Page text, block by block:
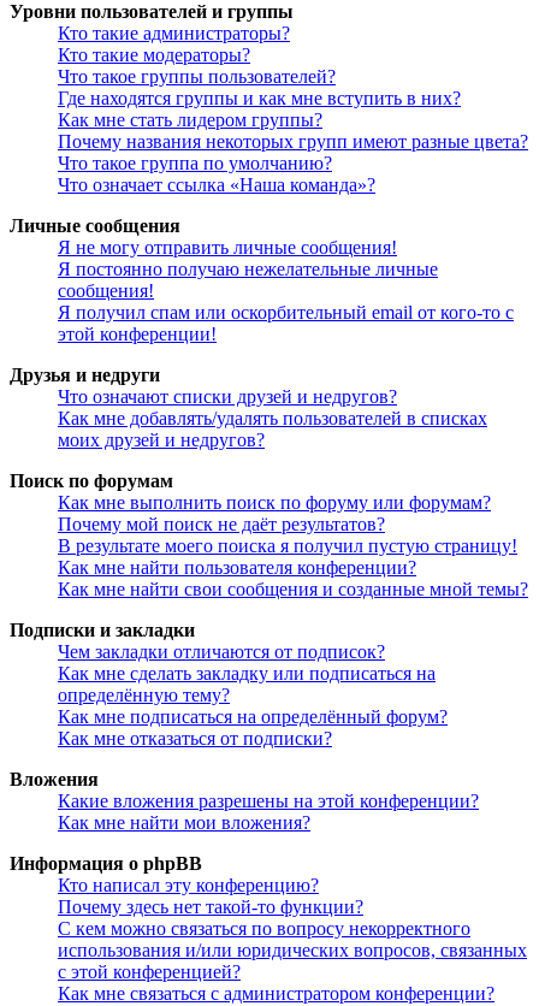
Уровни пользователей и группы
Кто такие администраторы?
Кто такие модераторы?
Что такое группы пользователей?
Где находятся группы и как мне вступить в них?
Как мне стать лидером группы?
Почему названия некоторых групп имеют разные цвета?
Что такое группа по умолчанию?
Что означает ссылка «Наша команда»?
Личные сообщения
Я не могу отправить личные сообщения!
Я постоянно получаю нежелательные личные
сообщения!
Я получил спам или оскорбительный email от кого-то с
этой конференции!
Друзья и недруги
Что означают списки друзей и недругов?
Как мне добавлять/удалять пользователей в списках
моих друзей и недругов?
Поиск по форумам
Как мне выполнить поиск по форуму или форумам?
Почему мой поиск не даёт результатов?
В результате моего поиска я получил пустую страницу!
Как мне найти пользователя конференции?
Как мне найти свои сообщения и созданные мной темы?
Подписки и закладки
Чем закладки отличаются от подписок?
Как мне сделать закладку или подписаться на
определённую тему?
Как мне подписаться на определённый форум?
Как мне отказаться от подписки?
Вложения
Какие вложения разрешены на этой конференции?
Как мне найти мои вложения?
Информация о phpBB
Кто написал эту конференцию?
Почему здесь нет такой-то функции?
С кем можно связаться по вопросу некорректного
использования и/или юридических вопросов, связанных
с этой конференцией?
Как мне связаться с администратором конференции?